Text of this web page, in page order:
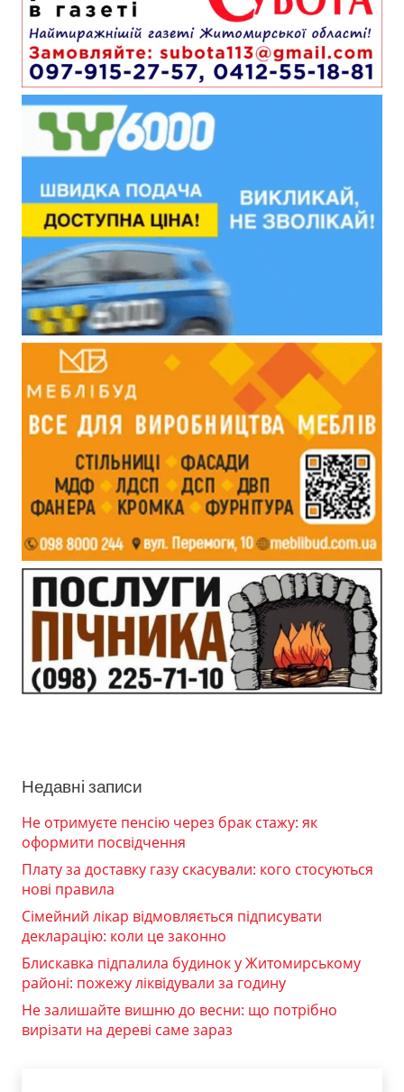
Недавні записи
Не отримуєте пенсію через брак стажу: як
оформити посвідчення
Плату за доставку газу скасували: кого стосуються
нові правила
Сімейний лікар відмовляється підписувати
декларацію: коли це законно
Блискавка підпалила будинок у Житомирському
районі: пожежу ліквідували за годину
Не залишайте вишню до весни: що потрібно
вирізати на дереві саме зараз